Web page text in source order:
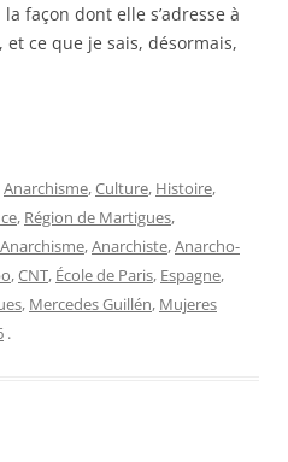
façon dont elle s’adresse à
et ce que je sais, désormais,
Anarchisme,Culture, Histoire,
, Région de Martigues,
Anarchisme,Anarchiste,Anarcho-
,CNT, École de Paris, Espagne,
, Mercedes Guillén, Mujeres
.